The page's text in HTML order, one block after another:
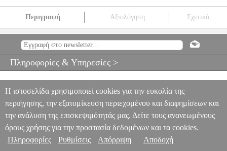
Περιγραφή Αξιολόγηση Σχετικά
CARISH ΜΟΥΣΙΚΑ ΒΙΒΛΙΑ ΠΛΗΚΤΡΩΝ
BEHR - PETITS
0
Πληροφορίες & Υπηρεσίες >
Η ιστοσελίδα χρησιμοποιεί cookies για την ευκολία της
περιήγησης, την εξατομίκευση περιεχομένου και διαφημίσεων και
την ανάλυση της επισκεψιμότητάς μας. Δείτε τους ανανεωμένους
όρους χρήσης για την προστασία δεδομένων και τα cookies.
Πληροφορίες
Ρυθμίσεις Απόρριψη Αποδοχή